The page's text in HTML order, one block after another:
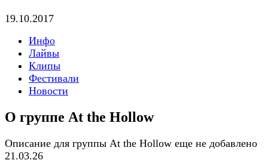
19.10.2017
Инфо
Лайвы
Клипы
Фестивали
Новости
О группе At the Hollow
Описание для группы At the Hollow еще не добавлено
21.03.26